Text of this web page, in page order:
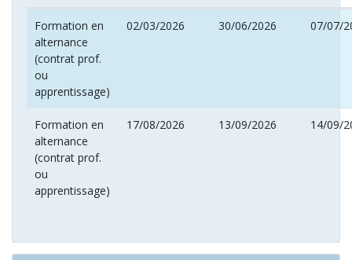
Formation en
alternance
(contrat prof.
ou
apprentissage)
02/03/2026 30/06/2026 07/07/
Formation en
alternance
(contrat prof.
ou
apprentissage)
17/08/2026 13/09/2026 14/09/